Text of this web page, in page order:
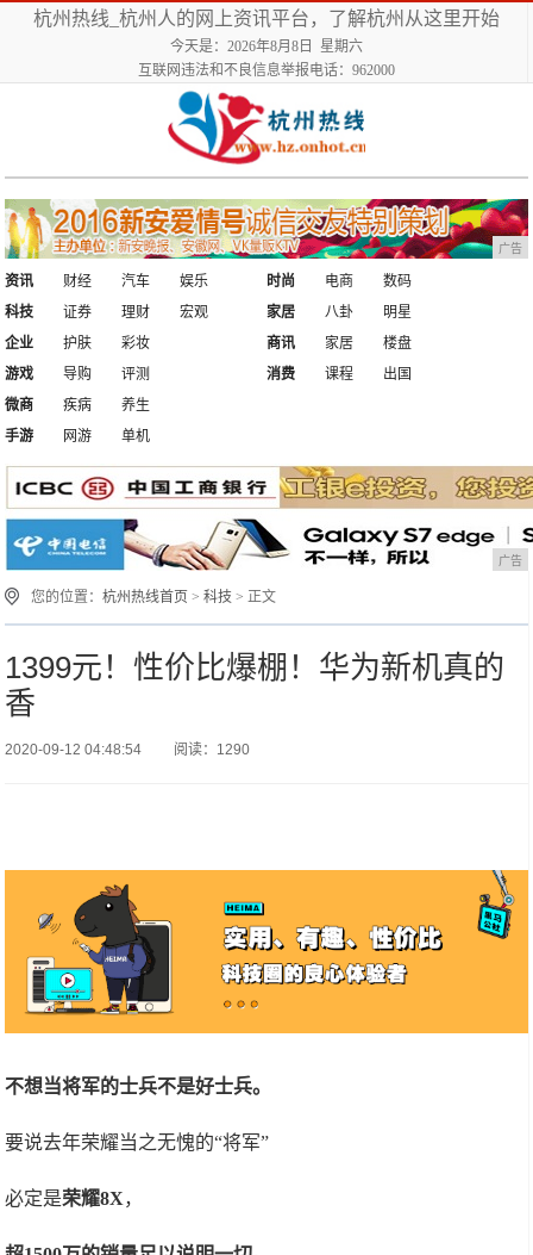
杭州热线_杭州人的网上资讯平台，了解杭州从这里开始
今天是：2026年8月8日 星期六
互联网违法和不良信息举报电话：962000
广告
资讯 财经 汽车
娱乐
科技
证券 理财 宏观
时尚 电商
数码
家居
八卦
明星
企业
护肤
彩妆
游戏
导购 评测
商讯 家居
楼盘
消费
课程
出国
微商
疾病
养生
手游
网游 单机
广告
您的位置：杭州热线首页 >科技 > 正文
1399元！性价比爆棚！华为新机真的
香
2020-09-12 04:48:54 阅读：1290
不想当将军的士兵不是好士兵。
要说去年荣耀当之无愧的“将军”
必定是荣耀8X，